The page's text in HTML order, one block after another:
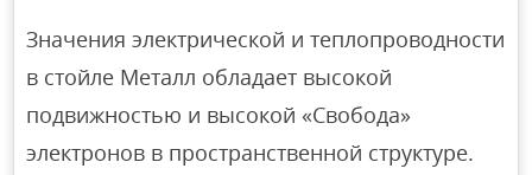
Значения электрической и теплопроводности
в стойле Металл обладает высокой
подвижностью и высокой «Свобода»
электронов в пространственной структуре.